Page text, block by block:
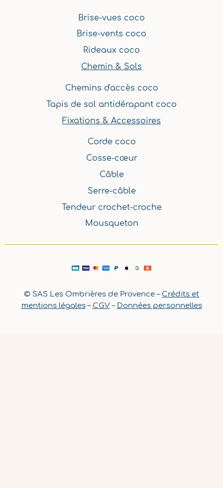
Brise-vues coco
Brise-vents coco
Rideaux coco
Chemin & Sols
Chemins d'accès coco
Tapis de sol antidérapant coco
Fixations & Accessoires
Corde coco
Cosse-cœur
Câble
Serre-câble
Tendeur crochet-croche
Mousqueton
© SAS Les Ombrières de Provence – Crédits et
mentions légales– CGV– Données personnelles